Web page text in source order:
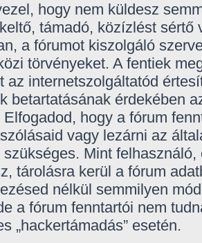
hogy nem küldesz
támadó, közízlést
a fórumot kiszolgáló
törvényeket. A fentiek
az internetszolgáltatód
betartatásának érdekében
Elfogadod, hogy a fórum
vagy lezárni az
szükséges. Mint
tárolásra kerül a fórum
nélkül semmilyen
a fórum fenntartói nem
„hackertámadás” esetén.